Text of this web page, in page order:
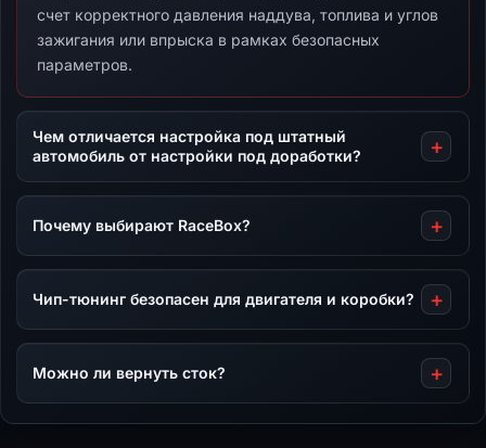
счет корректного давления наддува, топлива и углов
зажигания или впрыска в рамках безопасных
параметров.
Чем отличается настройка под штатный
автомобиль от настройки под доработки?
Почему выбирают RaceBox?
Чип-тюнинг безопасен для двигателя и коробки?
Можно ли вернуть сток?